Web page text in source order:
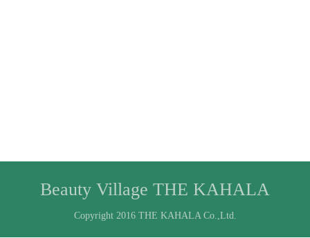
Beauty Village THE KAHALA
Copyright 2016 THE KAHALA Co.,Ltd.